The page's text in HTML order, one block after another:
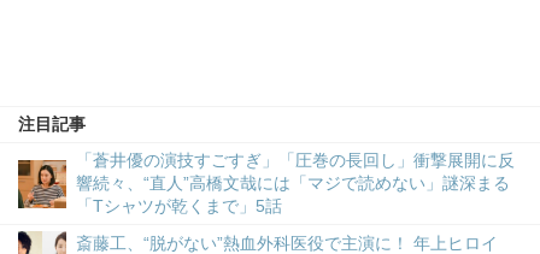
注目記事
「蒼井優の演技すごすぎ」「圧巻の長回し」衝撃展開に反
響続々、“直人”高橋文哉には「マジで読めない」謎深まる
「Tシャツが乾くまで」5話
斎藤工、“脱がない”熱血外科医役で主演に！ 年上ヒロイ